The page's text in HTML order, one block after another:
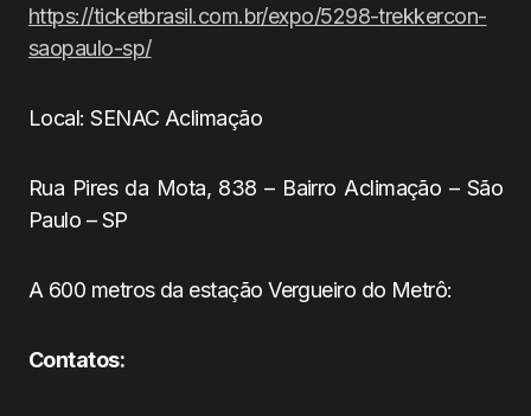
https://ticketbrasil.com.br/expo/5298-trekkercon-
saopaulo-sp/
Local: SENAC Aclimação
Rua Pires da Mota, 838 – Bairro Aclimação – São
Paulo – SP
A 600 metros da estação Vergueiro do Metrô:
Contatos: